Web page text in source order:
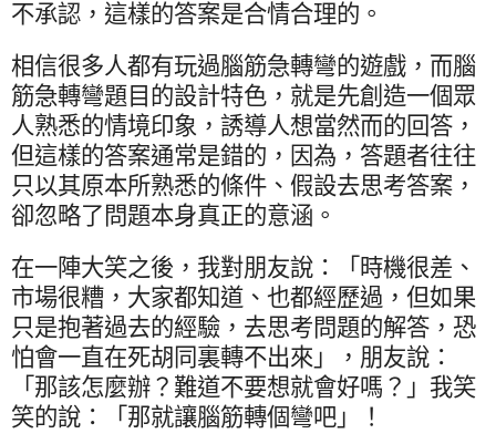
不承認，這樣的答案是合情合理的。
相信很多人都有玩過腦筋急轉彎的遊戲，而腦
筋急轉彎題目的設計特色，就是先創造一個眾
人熟悉的情境印象，誘導人想當然而的回答，
但這樣的答案通常是錯的，因為，答題者往往
只以其原本所熟悉的條件、假設去思考答案，
卻忽略了問題本身真正的意涵。
在一陣大笑之後，我對朋友說：「時機很差、
市場很糟，大家都知道、也都經歷過，但如果
只是抱著過去的經驗，去思考問題的解答，恐
怕會一直在死胡同裏轉不出來」，朋友說：
「那該怎麼辦？難道不要想就會好嗎？」我笑
笑的說：「那就讓腦筋轉個彎吧」！